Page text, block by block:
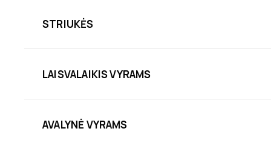
STRIUKĖS
LAISVALAIKIS VYRAMS
AVALYNĖ VYRAMS